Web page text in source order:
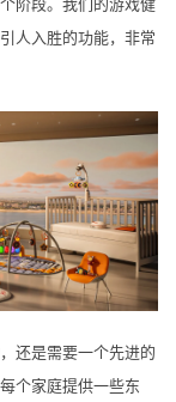
人入胜的功能，非常
还是需要一个先进的
个家庭提供一些东